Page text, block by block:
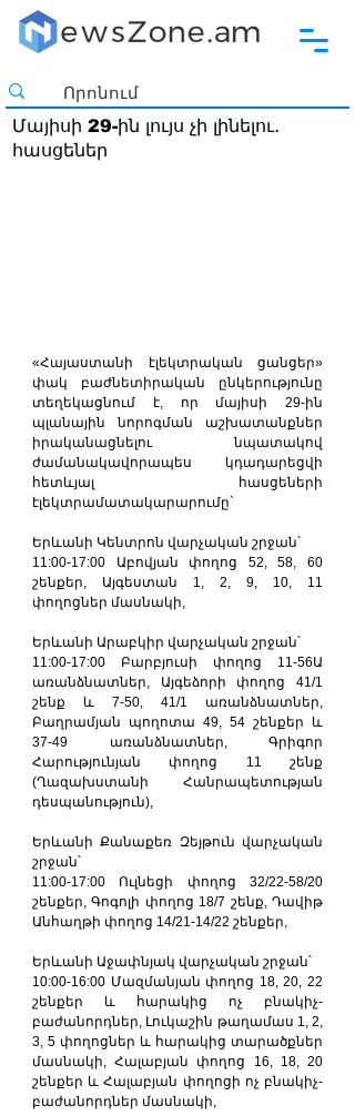
Մայիսի 29-ին լույս չի լինելու․
հասցեներ
«Հայաստանի էլեկտրական ցանցեր»
փակ բաժնետիրական ընկերությունը
տեղեկացնում է, որ մայիսի 29-ին
պլանային նորոգման աշխատանքներ
իրականացնելու նպատակով
ժամանակավորապես կդադարեցվի
հետևյալ հասցեների
էլեկտրամատակարարումը`
Երևանի Կենտրոն վարչական շրջան՝
11:00-17:00 Աբովյան փողոց 52, 58, 60
շենքեր, Այգեստան 1, 2, 9, 10, 11
փողոցներ մասնակի,
Երևանի Արաբկիր վարչական շրջան՝
11:00-17:00 Բարբյուսի փողոց 11-56Ա
առանձնատներ, Այգեձորի փողոց 41/1
շենք և 7-50, 41/1 առանձնատներ,
Բաղրամյան պողոտա 49, 54 շենքեր և
37-49 առանձնատներ, Գրիգոր
Հարությունյան փողոց 11 շենք
(Ղազախստանի Հանրապետության
դեսպանություն),
Երևանի Քանաքեռ Զեյթուն վարչական
շրջան՝
11:00-17:00 Ուլնեցի փողոց 32/22-58/20
շենքեր, Գոգոլի փողոց 18/7 շենք, Դավիթ
Անհաղթի փողոց 14/21-14/22 շենքեր,
Երևանի Աջափնյակ վարչական շրջան՝
10:00-16:00 Մազմանյան փողոց 18, 20, 22
շենքեր և հարակից ոչ բնակիչ-
բաժանորդներ, Լուկաշին թաղամաս 1, 2,
3, 5 փողոցներ և հարակից տարածքներ
մասնակի, Հալաբյան փողոց 16, 18, 20
շենքեր և Հալաբյան փողոցի ոչ բնակիչ-
բաժանորդներ մասնակի,